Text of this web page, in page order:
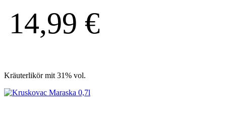
14,99 €
Kräuterlikör mit 31% vol.